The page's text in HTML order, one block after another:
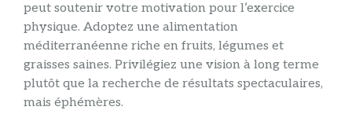
peut soutenir votre motivation pour l’exercice
physique. Adoptez une alimentation
méditerranéenne riche en fruits, légumes et
graisses saines. Privilégiez une vision à long terme
plutôt que la recherche de résultats spectaculaires,
mais éphémères.